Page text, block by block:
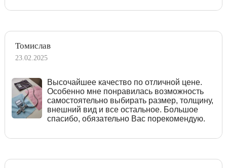
Томислав
23.02.2025
Высочайшее качество по отличной цене.
Особенно мне понравилась возможность
самостоятельно выбирать размер, толщину,
внешний вид и все остальное. Большое
спасибо, обязательно Вас порекомендую.